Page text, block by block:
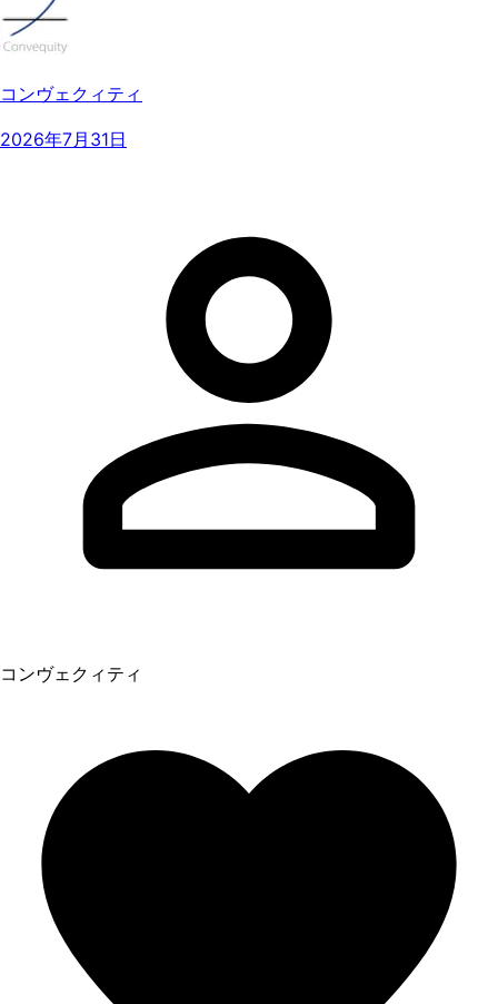
コンヴェクィティ
2026年7月31日
コンヴェクィティ